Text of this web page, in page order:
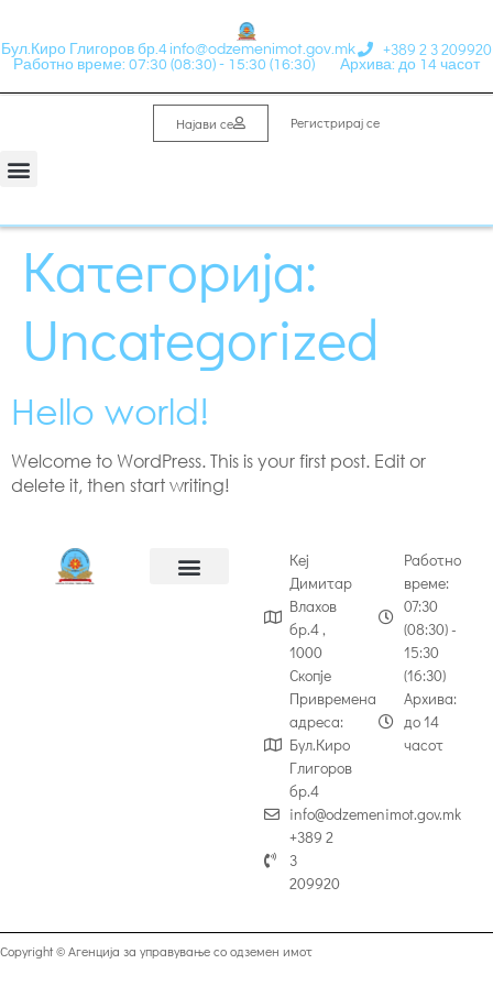
Бул.Киро Глигоров бр.4 info@odzemenimot.gov.mk +389 2 3 209920
Работно време: 07:30 (08:30) - 15:30 (16:30) Архива: до 14 часот
Најави се Регистрирај се
Категорија:
Uncategorized
Hello world!
Welcome to WordPress. This is your first post. Edit or
delete it, then start writing!
Кеј
Димитар
Влахов
бр.4 ,
1000
Скопје
Привремена
адреса:
Бул.Киро
Глигоров
бр.4
info@odzemenimot.gov.mk
+389 2
3
209920
Работно
време:
07:30
(08:30) -
15:30
(16:30)
Архива:
до 14
часот
Copyright © Агенција за управување со одземен имот